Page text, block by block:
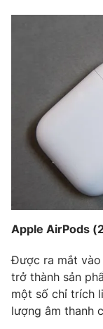
Apple AirPods
Được ra mắt vào
trở thành sản
một số chỉ trích
lượng âm thanh